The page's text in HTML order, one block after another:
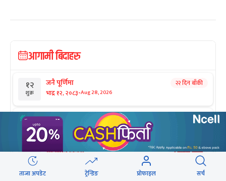
आगामी बिदाहरु
१२
शुक्र
जनै पूर्णिमा
भाद्र १२, २०८३-Aug 28, 2026
२२ दिन बाँकी
१९
शुक्र
श्रीकृष्ण जन्माष्टमी व्रत
भाद्र १९, २०८३-Sep 4, 2026
२९ दिन बाँकी
३
शनि
संविधान दिवस
Sep 19, 2026
१ महिना बाँकी
ताजा अपडेट
ट्रेन्डिङ प्रोफाइल सर्च